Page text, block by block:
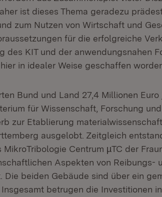
ist dieses Thema geradezu
zum Nutzen von Wirtschaft und
für die erfolgreiche
des KIT und der anwendungsnahen
in idealer Weise geschaffen
Bund und Land 27,4 Millionen
für Wissenschaft, Forschung
zur Etablierung
ausgelobt. Zeitgleich
Centrum µTC der
Aspekten von Reibungs-
beiden Gebäude sind über ein
betrugen die Investitionen